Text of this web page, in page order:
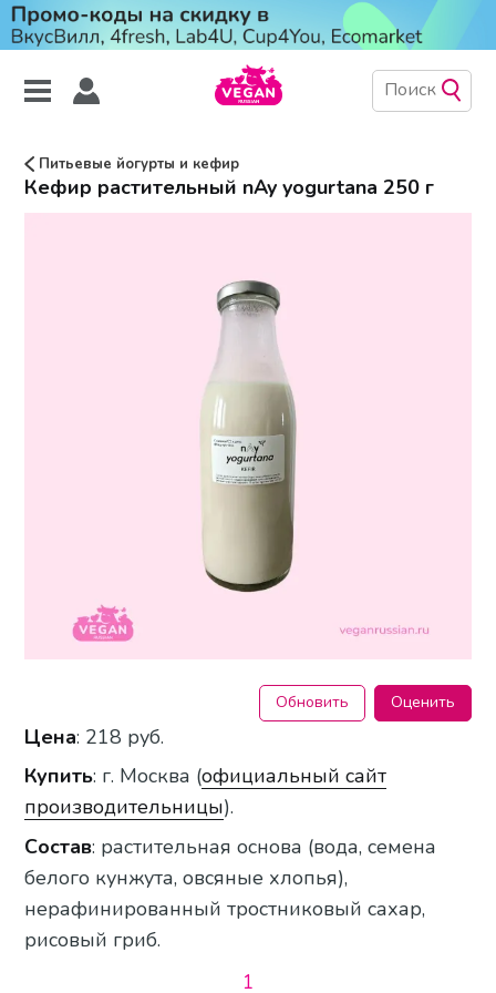
Питьевые йогурты и кефир
Кефир растительный nAy yogurtana 250 г
Обновить Оценить
Цена: 218 руб.
Купить: г. Москва (официальный сайт
производительницы).
Состав: растительная основа (вода, семена
белого кунжута, овсяные хлопья),
нерафинированный тростниковый сахар,
рисовый гриб.
1